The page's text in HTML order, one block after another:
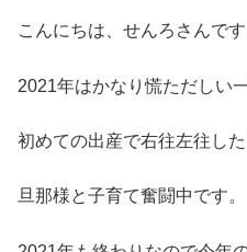
こんにちは、せんろさんです
2021年はかなり慌ただしい
初めての出産で右往左往した
旦那様と子育て奮闘中です。